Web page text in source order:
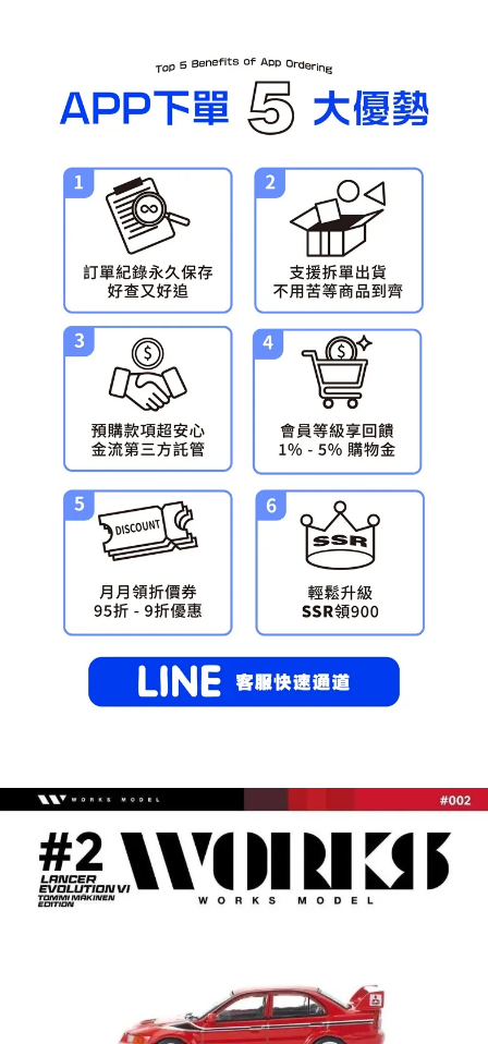
每筆NT$90，滿NT$3,000(含以上)免運費
預購-宅配(舊)
每筆NT$120，滿NT$3,000(含以上)免運費
預購-宅配(離島)(舊)
每筆NT$160，滿NT$3,000(含以上)免運費
東海門市自取，需自備購物袋取貨唷。